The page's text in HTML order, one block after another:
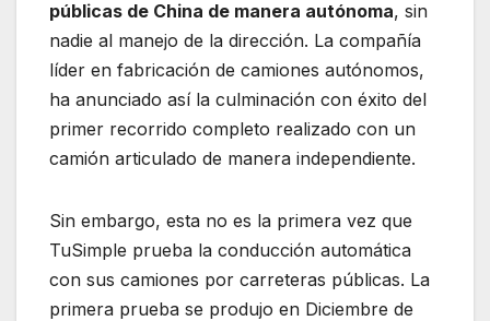
públicas de China de manera autónoma, sin
nadie al manejo de la dirección. La compañía
líder en fabricación de camiones autónomos,
ha anunciado así la culminación con éxito del
primer recorrido completo realizado con un
camión articulado de manera independiente.
Sin embargo, esta no es la primera vez que
TuSimple prueba la conducción automática
con sus camiones por carreteras públicas. La
primera prueba se produjo en Diciembre de